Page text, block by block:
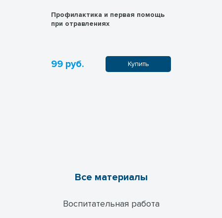
Профилактика и первая помощь
при отравлениях
99 руб. Купить
Все материалы
Воспитательная работа